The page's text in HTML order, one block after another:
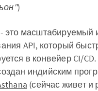
)
- это масштабируемый
API, который
в конвейер CI/CD.
индийским
(сейчас живет и